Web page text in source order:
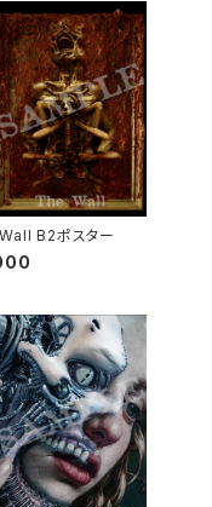
B2ポスター